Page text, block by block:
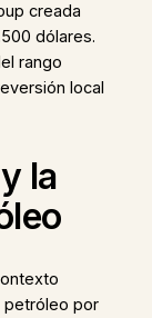
creada
dólares.
rango
local
la
petróleo por